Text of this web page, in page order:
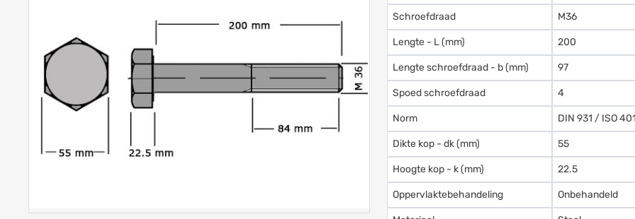
Schroefdraad M36
Lengte - L (mm) 200
Lengte schroefdraad - b (mm) 97
Spoed schroefdraad 4
Norm DIN 931 / ISO
Dikte kop - dk (mm) 55
Hoogte kop - k (mm) 22.5
Oppervlaktebehandeling Onbehandeld